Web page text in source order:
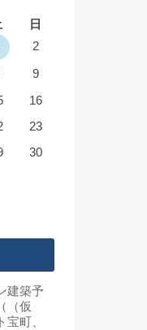
日
2
9
16
23
30
建築予
（仮
宝町、